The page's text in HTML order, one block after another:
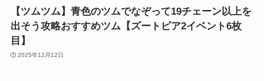
【ツムツム】青色のツムでなぞって19チェーン以上を
出そう攻略おすすめツム【ズートピア2イベント6枚
目】
2025年12月12日